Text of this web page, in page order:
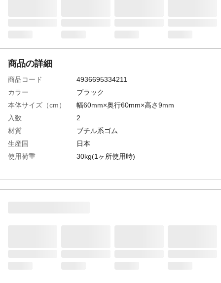
商品の詳細
商品コード
4936695334211
カラー
ブラック
本体サイズ（cm）
幅60mm×奥行60mm×高さ9mm
入数
2
材質
ブチル系ゴム
生産国
日本
使用荷重
30kg(1ヶ所使用時)